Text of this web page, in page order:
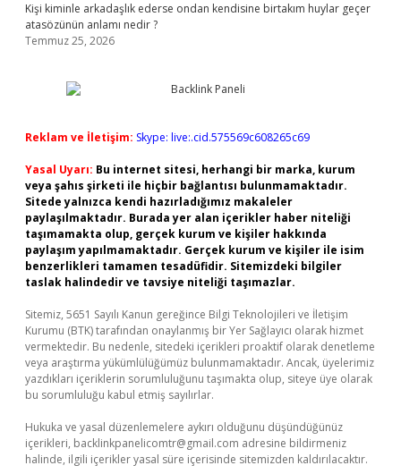
Kişi kiminle arkadaşlık ederse ondan kendisine birtakım huylar geçer
atasözünün anlamı nedir ?
Temmuz 25, 2026
Reklam ve İletişim: Skype: live:.cid.575569c608265c69
Yasal Uyarı: Bu internet sitesi, herhangi bir marka, kurum
veya şahıs şirketi ile hiçbir bağlantısı bulunmamaktadır.
Sitede yalnızca kendi hazırladığımız makaleler
paylaşılmaktadır. Burada yer alan içerikler haber niteliği
taşımamakta olup, gerçek kurum ve kişiler hakkında
paylaşım yapılmamaktadır. Gerçek kurum ve kişiler ile isim
benzerlikleri tamamen tesadüfidir. Sitemizdeki bilgiler
taslak halindedir ve tavsiye niteliği taşımazlar.
Sitemiz, 5651 Sayılı Kanun gereğince Bilgi Teknolojileri ve İletişim
Kurumu (BTK) tarafından onaylanmış bir Yer Sağlayıcı olarak hizmet
vermektedir. Bu nedenle, sitedeki içerikleri proaktif olarak denetleme
veya araştırma yükümlülüğümüz bulunmamaktadır. Ancak, üyelerimiz
yazdıkları içeriklerin sorumluluğunu taşımakta olup, siteye üye olarak
bu sorumluluğu kabul etmiş sayılırlar.
Hukuka ve yasal düzenlemelere aykırı olduğunu düşündüğünüz
içerikleri, backlinkpanelicomtr@gmail.com adresine bildirmeniz
halinde, ilgili içerikler yasal süre içerisinde sitemizden kaldırılacaktır.